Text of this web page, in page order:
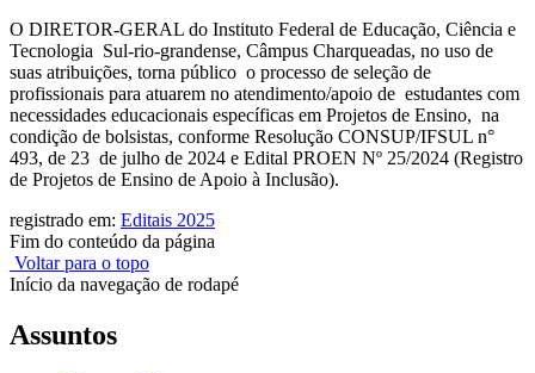
O DIRETOR-GERAL do Instituto Federal de Educação, Ciência e
Tecnologia Sul-rio-grandense, Câmpus Charqueadas, no uso de
suas atribuições, torna público o processo de seleção de
profissionais para atuarem no atendimento/apoio de estudantes com
necessidades educacionais específicas em Projetos de Ensino, na
condição de bolsistas, conforme Resolução CONSUP/IFSUL n°
493, de 23 de julho de 2024 e Edital PROEN Nº 25/2024 (Registro
de Projetos de Ensino de Apoio à Inclusão).
registrado em: Editais 2025
Fim do conteúdo da página
Voltar para o topo
Início da navegação de rodapé
Assuntos